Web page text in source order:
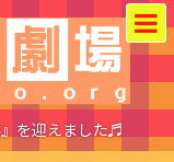
を迎えました♬